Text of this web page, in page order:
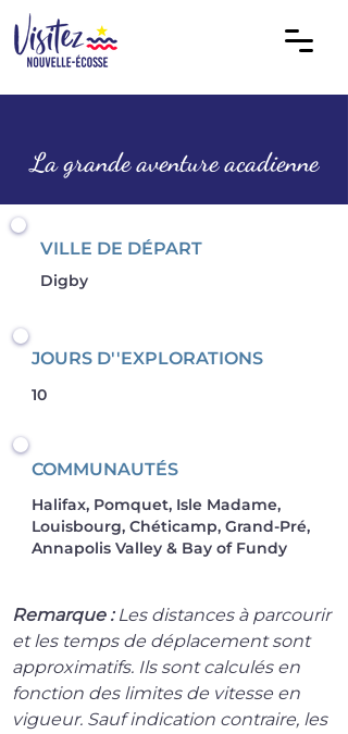
La grande aventure acadienne
VILLE DE DÉPART
Digby
JOURS D''EXPLORATIONS
10
COMMUNAUTÉS
Halifax, Pomquet, Isle Madame,
Louisbourg, Chéticamp, Grand-Pré,
Annapolis Valley & Bay of Fundy
Remarque : Les distances à parcourir
et les temps de déplacement sont
approximatifs. Ils sont calculés en
fonction des limites de vitesse en
vigueur. Sauf indication contraire, les